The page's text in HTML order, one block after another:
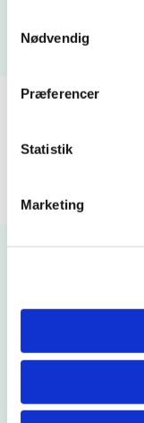
Nødvendig
Præferencer
Statistik
Marketing
ORGANIST